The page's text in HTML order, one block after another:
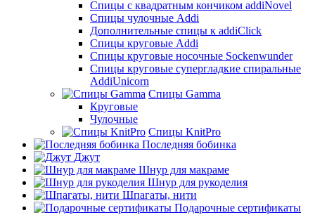
Спицы с квадратным кончиком addiNovel
Спицы чулочные Addi
Дополнительные спицы к addiClick
Спицы круговые Addi
Спицы круговые носочные Sockenwunder
Спицы круговые супергладкие спиральные
AddiUnicorn
Спицы Gamma
Круговые
Чулочные
Спицы KnitPro
Последняя бобинка
Джут
Шнур для макраме
Шнур для рукоделия
Шпагаты, нити
Подарочные сертификаты